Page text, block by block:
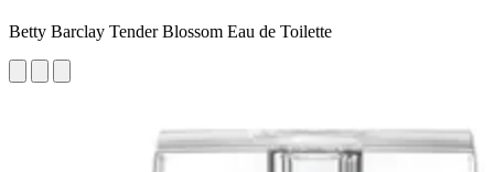
Betty Barclay Tender Blossom Eau de Toilette